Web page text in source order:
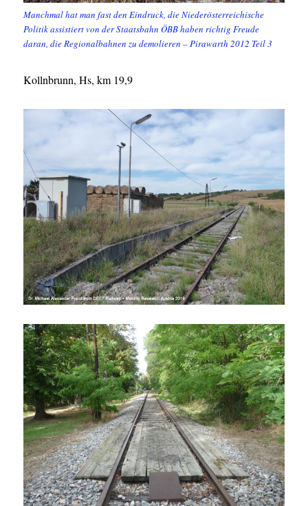
Manchmal hat man fast den Eindruck, die Niederösterreichische
Politik assistiert von der Staatsbahn ÖBB haben richtig Freude
daran, die Regionalbahnen zu demolieren – Pirawarth 2012 Teil 3
Kollnbrunn, Hs, km 19,9